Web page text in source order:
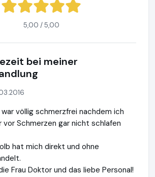
5,00 / 5,00
bei meiner
war völlig schmerzfrei nachdem ich
vor Schmerzen gar nicht schlafen
hat mich direkt und ohne
Frau Doktor und das liebe Personal!